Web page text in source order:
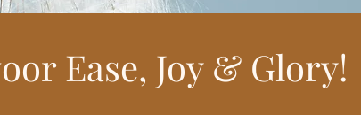
Ease, Joy & Glory!